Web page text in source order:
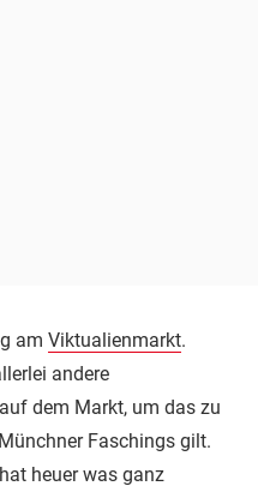
am Viktualienmarkt.
andere
dem Markt, um das zu
Faschings gilt.
heuer was ganz